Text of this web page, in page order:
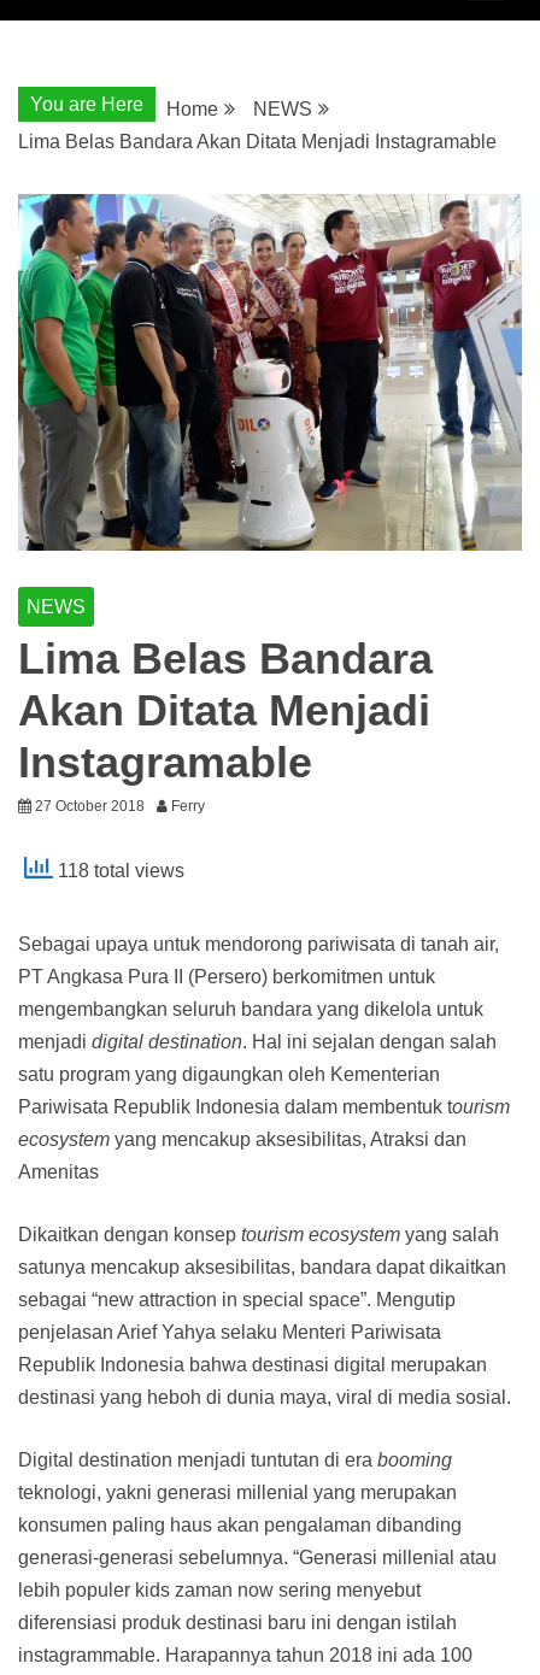
You are Here Home
NEWS
Lima Belas Bandara Akan Ditata Menjadi Instagramable
NEWS
Lima Belas Bandara
Akan Ditata Menjadi
Instagramable
27 October 2018 Ferry
118 total views
Sebagai upaya untuk mendorong pariwisata di tanah air,
PT Angkasa Pura II (Persero) berkomitmen untuk
mengembangkan seluruh bandara yang dikelola untuk
menjadi digital destination. Hal ini sejalan dengan salah
satu program yang digaungkan oleh Kementerian
Pariwisata Republik Indonesia dalam membentuk tourism
ecosystem yang mencakup aksesibilitas, Atraksi dan
Amenitas
Dikaitkan dengan konsep tourism ecosystem yang salah
satunya mencakup aksesibilitas, bandara dapat dikaitkan
sebagai “new attraction in special space”. Mengutip
penjelasan Arief Yahya selaku Menteri Pariwisata
Republik Indonesia bahwa destinasi digital merupakan
destinasi yang heboh di dunia maya, viral di media sosial.
Digital destination menjadi tuntutan di era booming
teknologi, yakni generasi millenial yang merupakan
konsumen paling haus akan pengalaman dibanding
generasi-generasi sebelumnya. “Generasi millenial atau
lebih populer kids zaman now sering menyebut
diferensiasi produk destinasi baru ini dengan istilah
instagrammable. Harapannya tahun 2018 ini ada 100